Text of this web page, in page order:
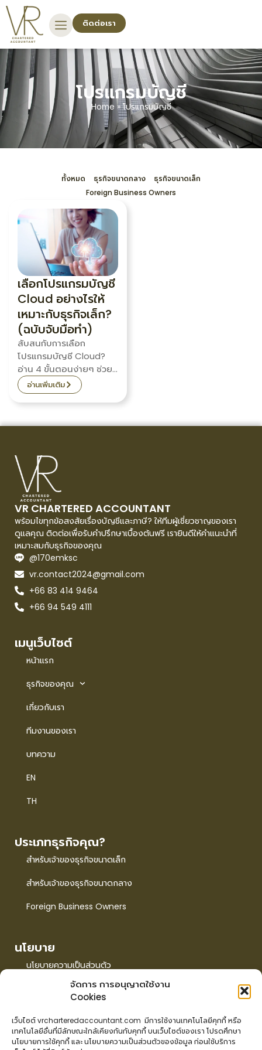
จัดการ การอนุญาตใช้งาน
Cookies
เว็บไซต์ vrcharteredaccountant.com มีการใช้งานเทคโนโลยีคุกกี้ หรือ
เทคโนโลยีอื่นที่มีลักษณะใกล้เคียงกันกับคุกกี้ บนเว็บไซต์ของเรา โปรดศึกษา
นโยบายการใช้คุกกี้ และ นโยบายความเป็นส่วนตัวของข้อมูล ก่อนใช้บริการ
ติดต่อเรา
โปรแกรมบัญชี
Home »โปรแกรมบัญชี
ทั้งหมด ธุรกิจขนาดกลาง
ธุรกิจขนาดเล็ก
Foreign Business Owners
เลือกโปรแกรมบัญชี
Cloud อย่างไรให้
เหมาะกับธุรกิจเล็ก?
(ฉบับจับมือทำ)
สับสนกับการเลือก
โปรแกรมบัญชี Cloud?
อ่าน 4 ขั้นตอนง่ายๆ ช่วย
เจ้าของธุรกิจเล็กเลือก
ซอฟต์แวร์ที่ใช่ในงบที่เหมาะ
สม
อ่านเพิ่มเติม
VR CHARTERED ACCOUNTANT
พร้อมไขทุกข้อสงสัยเรื่องบัญชีและภาษี? ให้ทีมผู้เชี่ยวชาญของเรา
ดูแลคุณ ติดต่อเพื่อรับคำปรึกษาเบื้องต้นฟรี เรายินดีให้คำแนะนำที่
เหมาะสมกับธุรกิจของคุณ
@170emksc
vr.contact2024@gmail.com
+66 83 414 9464
+66 94 549 4111
เมนูเว็บไซต์
หน้าแรก
ธุรกิจของคุณ
เกี่ยวกับเรา
ทีมงานของเรา
บทความ
EN
TH
ประเภทธุรกิจคุณ?
สำหรับเจ้าของธุรกิจขนาดเล็ก
สำหรับเจ้าของธุรกิจขนาดกลาง
Foreign Business Owners
นโยบาย
นโยบายความเป็นส่วนตัว
นโยบายการใช้คุกกี้
TH